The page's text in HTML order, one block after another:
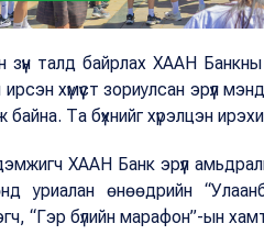
зүүн талд байрлах ХААН
хүмүүст зориулсан эрүүл
байна. Та бүхнийг хүрэлцэн
ХААН Банк эрүүл
уриалан өнөөдрийн
“Гэр бүлийн марафон”-ын